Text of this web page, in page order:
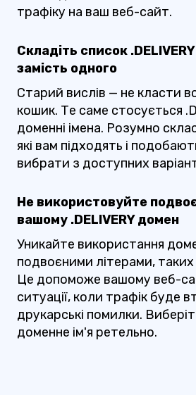
трафіку на ваш веб-сайт.
Складіть список
замість одного
Старий вислів — не класти
кошик. Те саме стосується
доменні імена. Розумно
які вам підходять і
вибрати з доступних
Не використовуйте
вашому .DELIVERY домен
Уникайте використання
подвоєними літерами,
Це допоможе вашому веб-
ситуації, коли трафік буде
друкарські помилки.
доменне ім'я ретельно.